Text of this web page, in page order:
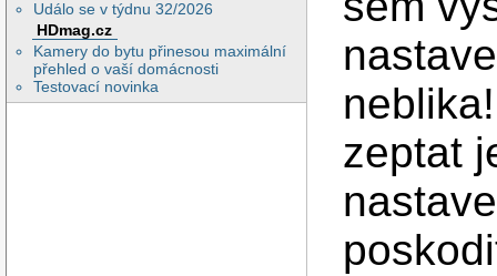
Událo se v týdnu 32/2026
HDmag.cz
Kamery do bytu přinesou maximální
přehled o vaší domácnosti
Testovací novinka
zeptat